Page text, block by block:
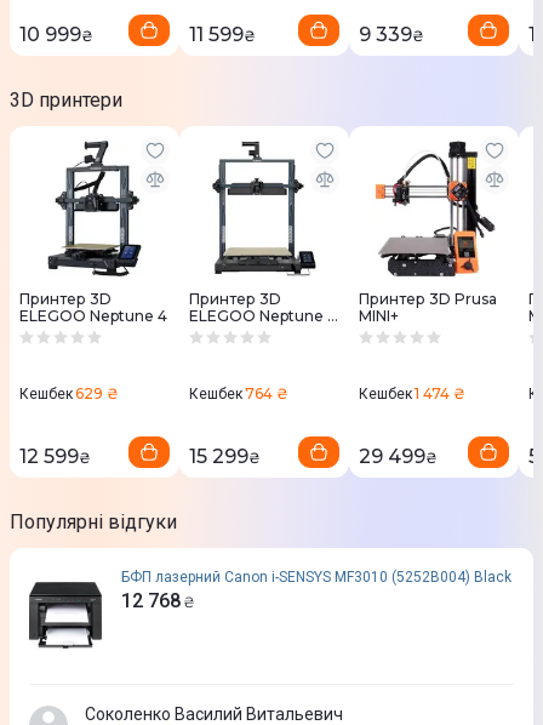
10 999₴ 11 599₴ 9 339₴
3D принтери
Принтер 3D
ELEGOO Neptune 4
Кешбек629 ₴
12 599₴
Принтер 3D
ELEGOO Neptune 4
Plus
Кешбек764 ₴
15 299₴
Принтер 3D Prusa
MINI+
Кешбек1 474 ₴
29 499₴
Популярні відгуки
БФП лазерний Canon i-SENSYS MF3010 (5252B004) Black
12 768 ₴
Соколенко Василий Витальевич